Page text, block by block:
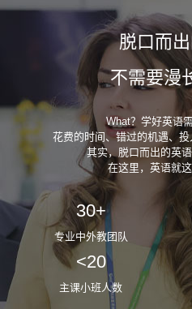
脱口而
不需要漫
What？学好英语
花费的时间、错过的机遇、
其实，脱口而出的英
在这里，英语就这
30+
专业中外教团队
<20
主课小班人数